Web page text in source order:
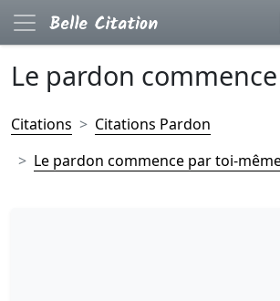
Le pardon
Citations
Citations Pardon
Le pardon commence par toi-